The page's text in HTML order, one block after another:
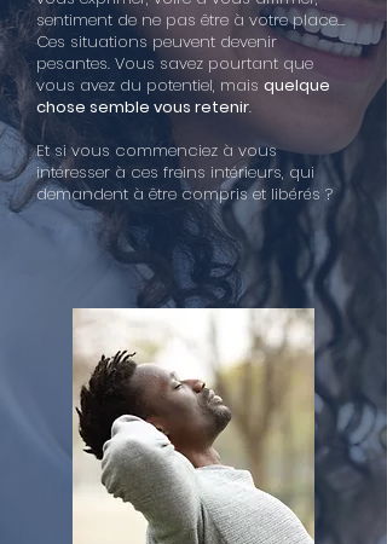
sentiment de ne pas être à votre place…
Ces situations peuvent devenir
pesantes. Vous savez pourtant que
vous avez du potentiel, mais quelque
chose semble vous retenir.
Et si vous commenciez à vous
intéresser à ces freins intérieurs, qui
demandent à être compris et libérés ?